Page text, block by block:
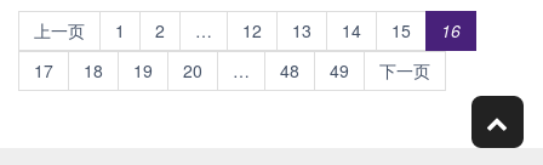
上一页
1 2 … 12 13 14 15
16
17
18 19 20 … 48 49 下一页